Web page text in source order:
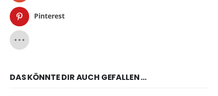
Pinterest
DAS KÖNNTE DIR AUCH GEFALLEN …